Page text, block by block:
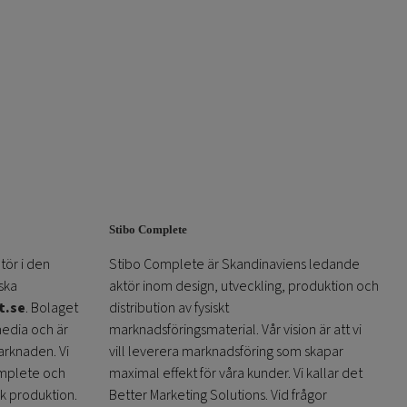
i den
. Bolaget
och är
Vi
och
produktion.
Stibo Complete
Stibo Complete är Skandinaviens ledande
aktör inom design, utveckling, produktion och
distribution av fysiskt
marknadsföringsmaterial. Vår vision är att vi
vill leverera marknadsföring som skapar
maximal effekt för våra kunder. Vi kallar det
Better Marketing Solutions. Vid frågor